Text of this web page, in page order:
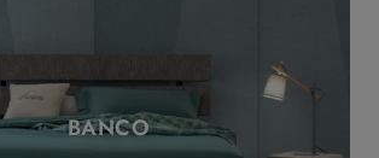
BANCO